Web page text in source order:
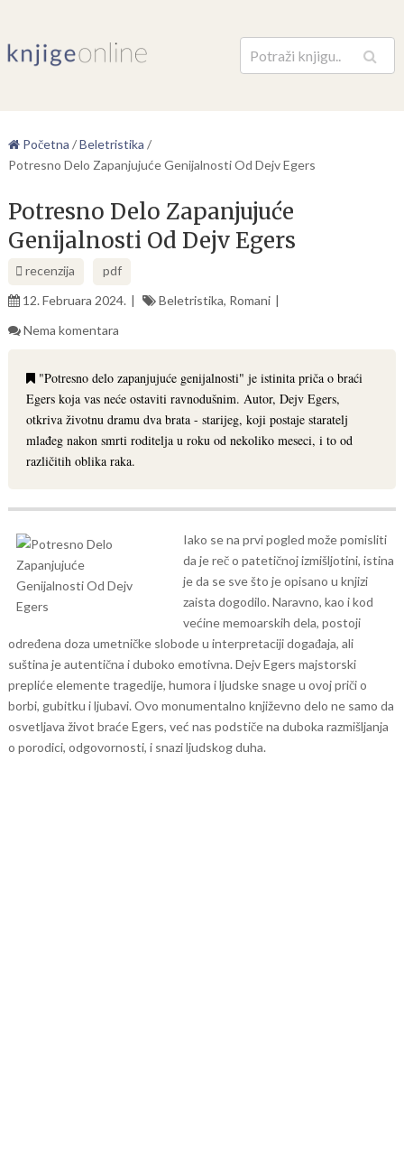
Pretraga
Početna /Beletristika /
Potresno Delo Zapanjujuće Genijalnosti Od Dejv Egers
Potresno Delo Zapanjujuće
Genijalnosti Od Dejv Egers
recenzija
pdf
12. Februara 2024.
Beletristika, Romani
Nema komentara
"Potresno delo zapanjujuće genijalnosti" je istinita priča o braći
Egers koja vas neće ostaviti ravnodušnim. Autor, Dejv Egers,
otkriva životnu dramu dva brata - starijeg, koji postaje staratelj
mlađeg nakon smrti roditelja u roku od nekoliko meseci, i to od
različitih oblika raka.
Iako se na prvi pogled može pomisliti
da je reč o patetičnoj izmišljotini, istina
je da se sve što je opisano u knjizi
zaista dogodilo. Naravno, kao i kod
većine memoarskih dela, postoji
određena doza umetničke slobode u interpretaciji događaja, ali
suština je autentična i duboko emotivna. Dejv Egers majstorski
prepliće elemente tragedije, humora i ljudske snage u ovoj priči o
borbi, gubitku i ljubavi. Ovo monumentalno književno delo ne samo da
osvetljava život braće Egers, već nas podstiče na duboka razmišljanja
o porodici, odgovornosti, i snazi ljudskog duha.